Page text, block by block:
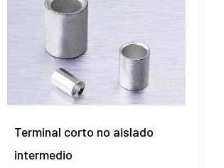
Terminal corto no aislado
intermedio